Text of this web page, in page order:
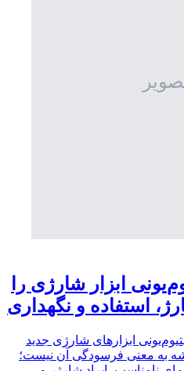
ابزار شارژی را
استفاده و نگهداری
ابزارهای شارژی جدید
به معنی فرسودگی آن نیست؛